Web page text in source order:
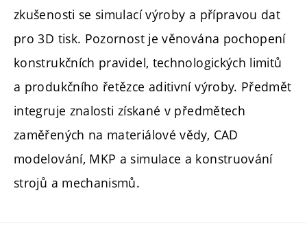
zkušenosti se simulací výroby a přípravou dat
pro 3D tisk. Pozornost je věnována pochopení
konstrukčních pravidel, technologických limitů
a produkčního řetězce aditivní výroby. Předmět
integruje znalosti získané v předmětech
zaměřených na materiálové vědy, CAD
modelování, MKP a simulace a konstruování
strojů a mechanismů.